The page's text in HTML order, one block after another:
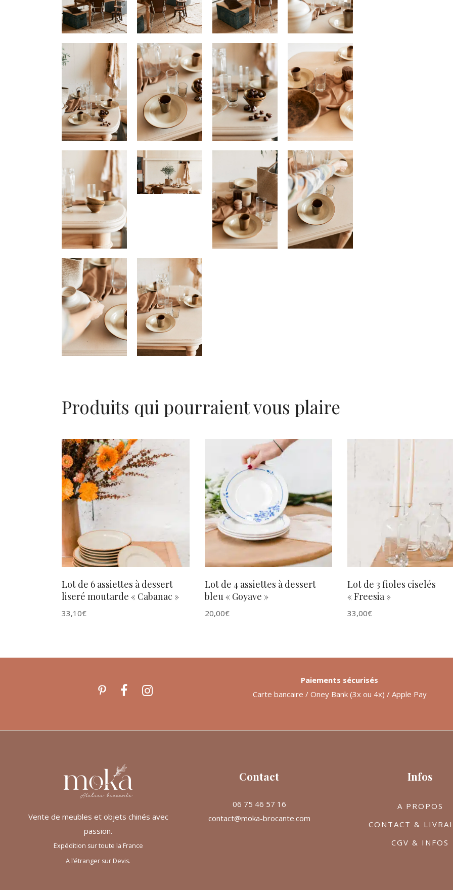
Produits qui pourraient vous plaire
AJOUTER AU PANIER
Lot de 6 assiettes à dessert
liseré moutarde « Cabanac »
33,10€
AJOUTER AU PANIER
Lot de 4 assiettes à dessert
bleu « Goyave »
20,00€
AJOUTER AU PANIER
Lot de 3 fioles ciselés
« Freesia »
33,00€
Vente de meubles et objets chinés avec
passion.
Expédition sur toute la France
A l’étranger sur Devis.
Contact
06 75 46 57 16
contact@moka-brocante.com
Infos
A PROPOS
CONTACT &
CGV & INFOS
Paiements sécurisés
Carte bancaire / Oney Bank (3x ou 4x) / Apple Pay